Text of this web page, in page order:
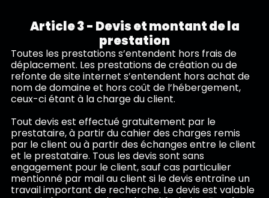
Article 3 - Devis et montant de la
prestation
Toutes les prestations s’entendent hors frais de
déplacement. Les prestations de création ou de
refonte de site internet s’entendent hors achat de
nom de domaine et hors coût de l’hébergement,
ceux-ci étant à la charge du client.
Tout devis est effectué gratuitement par le
prestataire, à partir du cahier des charges remis
par le client ou à partir des échanges entre le client
et le prestataire. Tous les devis sont sans
engagement pour le client, sauf cas particulier
mentionné par mail au client si le devis entraîne un
travail important de recherche. Le devis est valable